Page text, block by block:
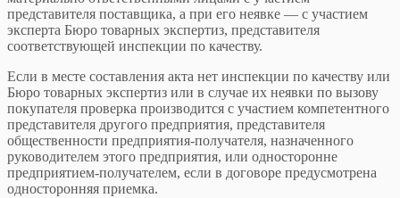
представителя поставщика, а при его неявке — с участием
эксперта Бюро товарных экспертиз, представителя
соответствующей инспекции по качеству.
Если в месте составления акта нет инспекции по качеству или
Бюро товарных экспертиз или в случае их неявки по вызову
покупателя проверка производится с участием компетентного
представителя другого предприятия, представителя
общественности предприятия-получателя, назначенного
руководителем этого предприятия, или односторонне
предприятием-получателем, если в договоре предусмотрена
односторонняя приемка.